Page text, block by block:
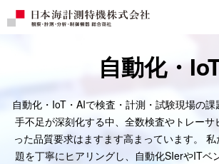
自動化・
自動化・IoT・AIで検査・計測・試験現場の課
手不足が深刻化する中、全数検査やトレー
った品質要求はますます高まっています。
私
題を丁寧にヒアリングし、自動化SIerやITベ